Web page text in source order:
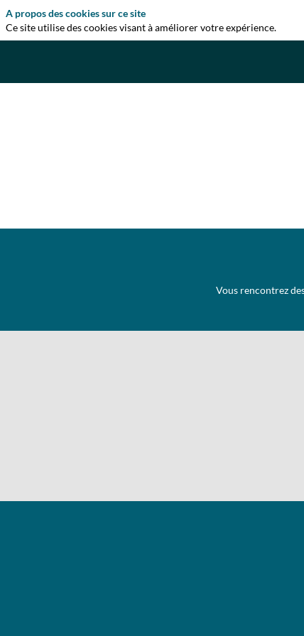
Vous rencontrez
A propos des cookies sur ce site
Ce site utilise des cookies visant à améliorer votre expérience.